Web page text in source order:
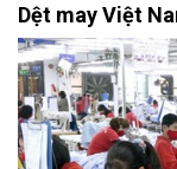
Dệt may Việt